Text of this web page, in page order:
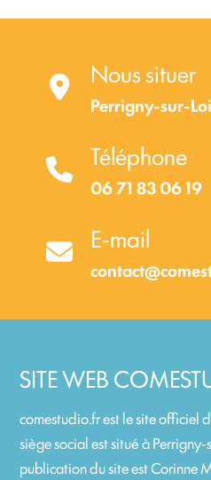
Nous situer
Perrigny-sur-
Téléphone
06 71 83 06 19
E-mail
SITE WEB
comestudio.frest le site officiel
siège social est situé à
publication du site est Corinne